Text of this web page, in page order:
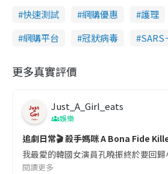
快速測試
網購優惠 護理
網購平台
冠狀病毒 SARS
更多真實評價
Just_A_Girl_eats
娛樂
追劇日常🎬 殺手媽咪 A Bona Fide
我最愛的韓國女演員孔曉振終於要回
閱讀更多